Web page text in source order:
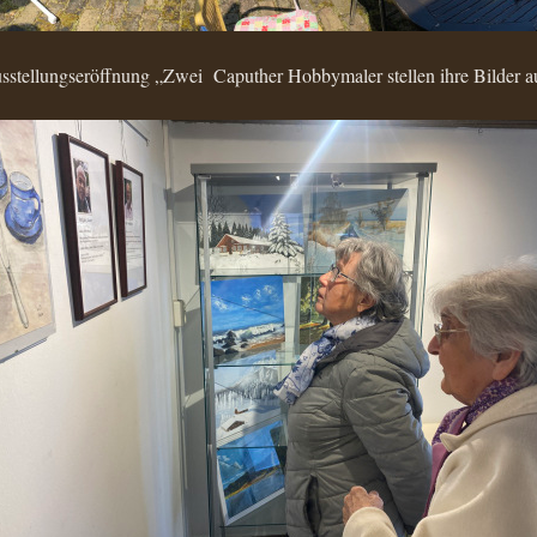
„Zwei Caputher Hobbymaler stellen ihre Bilder